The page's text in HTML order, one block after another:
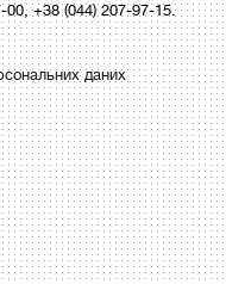
00, +38 (044) 207-97-15.
даних